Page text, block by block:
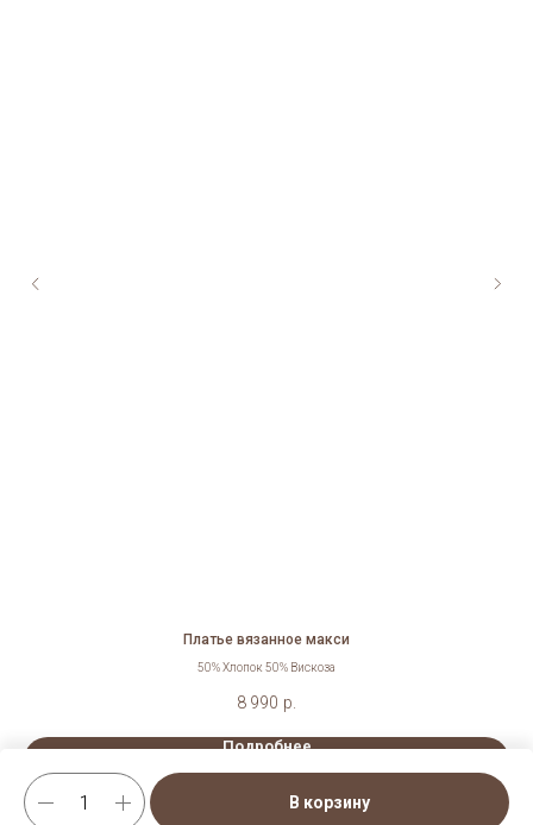
В корзину
Платье вязанное макси
50% Хлопок 50% Вискоза
8 990 р.
Подробнее